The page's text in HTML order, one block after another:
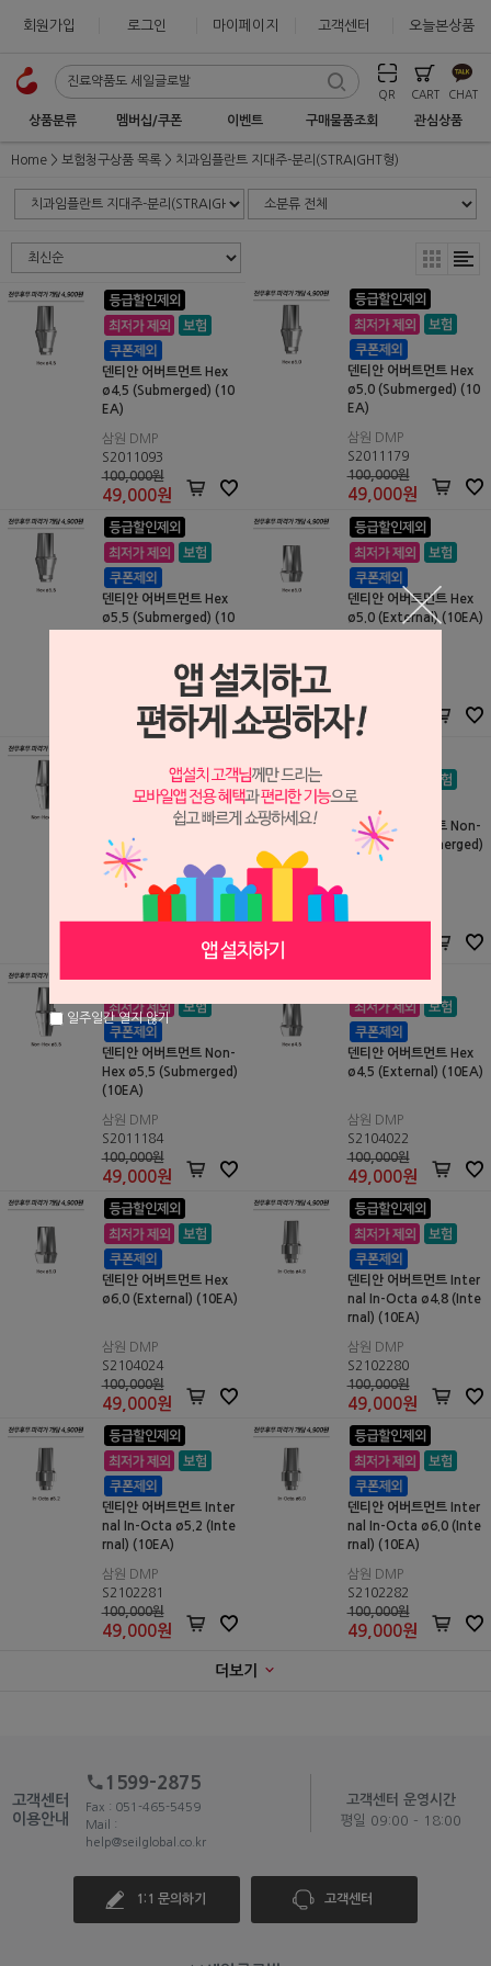
회원가입 로그인 마이페이지 고객센터 오늘본상품
QR CART CHAT
상품분류 멤버십/쿠폰 이벤트 구매물품조회 관심상품
Home 보험청구상품 목록 치과임플란트 지대주-분리(STRAIGHT형)
덴티안 어버트먼트 Hex
ø4.5 (Submerged) (10
EA)
삼원 DMP
S2011093
100,000원
49,000원
덴티안 어버트먼트 Hex
ø5.0 (Submerged) (10
EA)
삼원 DMP
S2011179
100,000원
49,000원
덴티안 어버트먼트 Hex
ø5.5 (Submerged) (10
100,000원
49,000원
덴티안 어버트먼트 Hex
ø5.0 (External) (10EA)
100,000원
49,000
덴티안 어버트먼트 Non-
Hex ø4.5 (Submerged)
(10EA)
삼원 DMP
덴티안 어버트먼트 Non-
Hex ø5.0 (Submerged)
(10EA)
삼원 DMP
S2011183
덴티안 어버트먼트 Non-
Hex ø5.5 (Submerged)
(10EA)
삼원 DMP
S2011184
100,000원
49,000원
덴티안 어버트먼트 Hex
ø4.5 (External) (10EA)
삼원 DMP
S2104022
100,000원
49,000원
덴티안 어버트먼트 Hex
ø6.0 (External) (10EA)
삼원 DMP
S2104024
100,000원
49,000원
덴티안 어버트먼트 Inter
nal In-Octa ø4.8 (Inte
rnal) (10EA)
삼원 DMP
S2102280
100,000원
49,000원
덴티안 어버트먼트 Inter
nal In-Octa ø5.2 (Inte
rnal) (10EA)
삼원 DMP
S2102281
100,000원
49,000원
덴티안 어버트먼트 Inter
nal In-Octa ø6.0 (Inte
rnal) (10EA)
삼원 DMP
S2102282
100,000원
49,000원
더보기
고객센터
이용안내
1599-2875
Fax : 051-465-5459
Mail :
help@seilglobal.co.kr
고객센터 운영시간
평일 09:00 - 18:00
1:1 문의하기 고객센터
일주일간 열지 않기